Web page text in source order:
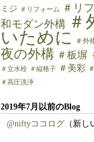
ミジ
＃リフォーム ＃リ
和モダン外構 ＃
いために
＃外
夜の外構 ＃板塀
＃立水栓 ＃縦格子 ＃美彩
＃高圧洗浄
2019年7月以前のBlog
@niftyココログ （新し